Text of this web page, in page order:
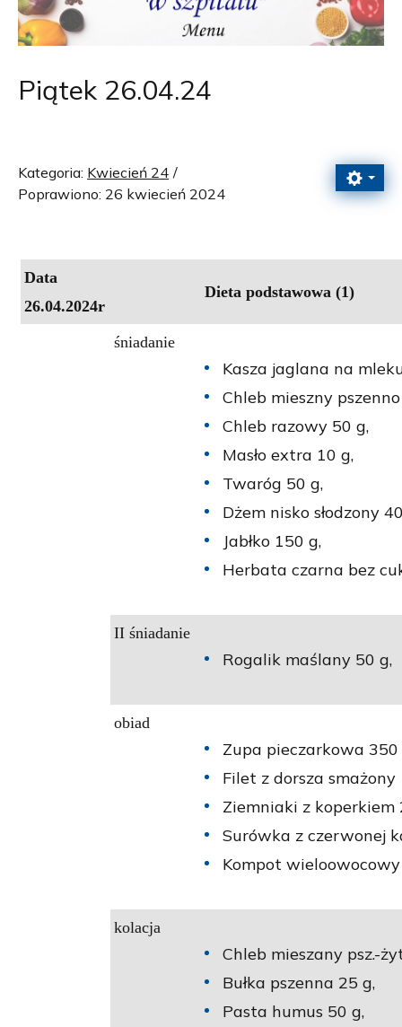
Piątek 26.04.24
Kategoria: Kwiecień 24
Poprawiono: 26 kwiecień 2024
Data
26.04.2024r
Dieta podstawowa (1)
śniadanie
Kasza jaglana na
Chleb mieszny
Chleb razowy 50 g,
Masło extra 10 g,
Twaróg 50 g,
Dżem nisko słodzony
Jabłko 150 g,
Herbata czarna bez
II śniadanie
Rogalik maślany 50 g,
obiad
Zupa pieczarkowa 350
Filet z dorsza smażony
Ziemniaki z koperkiem
Surówka z czerwonej
Kompot wieloowocowy
kolacja
Chleb mieszany psz.-
Bułka pszenna 25 g,
Pasta humus 50 g,